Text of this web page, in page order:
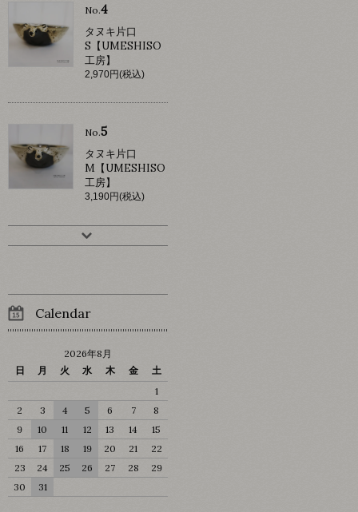
No.4
タヌキ片口
S【UMESHISO
工房】
2,970円(税込)
No.5
タヌキ片口
M【UMESHISO
工房】
3,190円(税込)
Calendar
2026年8月
日
月 火 水 木 金
土
1
2
3 4 5 6 7
8
9
10 11 12 13 14
15
16
17 18 19 20 21
22
23
24 25 26 27 28
29
30
31